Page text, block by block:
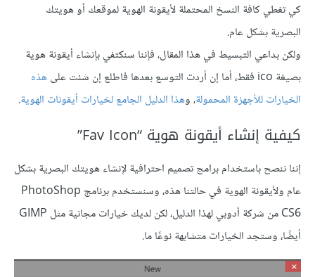
كي تغطي كافة النسخ المحتملة لأيقونة الهوية لموقعك أو هويتك
البصرية بشكل عام.
ولكن بداعي التبسيط في هذا المقال، فإننا سنكتفي بإنشاء أيقونة هوية
بصيغة ico فقط، أما إن أردت التوسع بعدها فاطلع إن شئت على
هذه
الخيارات للأجهزة المحمولة، وهذا الدليل الجامع لخيارات أيقونات الهوية.
كيفية إنشاء أيقونة هوية “Fav Icon”
إننا ننصح باستخدام برامج تصميم احترافية لإنشاء هويتك البصرية بشكل
عام ولأيقونة الهوية في حالتنا هذه، وسنستخدم برنامج PhotoShop
CS6 من شركة أدوبي لهذا الدليل، لكن لديك خيارات مجانية مثل GIMP
أيضًا، وستجد الخيارات متشابهة نوعًا ما.